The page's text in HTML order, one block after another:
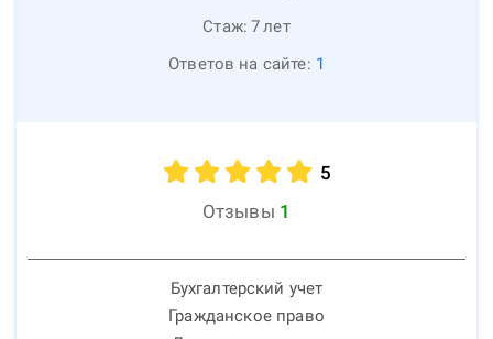
Стаж: 7лет
Ответов на сайте: 1
5
Отзывы 1
Бухгалтерский учет
Гражданское право